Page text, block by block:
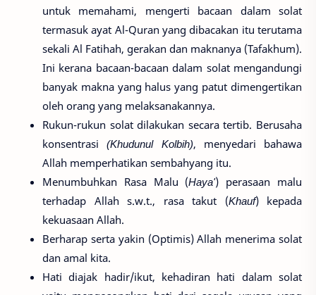
untuk memahami, mengerti bacaan dalam solat
termasuk ayat Al-Quran yang dibacakan itu terutama
sekali Al Fatihah, gerakan dan maknanya (Tafakhum).
Ini kerana bacaan-bacaan dalam solat mengandungi
banyak makna yang halus yang patut dimengertikan
oleh orang yang melaksanakannya.
Rukun-rukun solat dilakukan secara tertib. Berusaha
konsentrasi(Khudunul Kolbih), menyedari bahawa
Allah memperhatikan sembahyang itu.
Menumbuhkan Rasa Malu (Haya') perasaan malu
terhadap Allah s.w.t., rasa takut (Khauf) kepada
kekuasaan Allah.
Berharap serta yakin (Optimis) Allah menerima solat
dan amal kita.
Hati diajak hadir/ikut, kehadiran hati dalam solat